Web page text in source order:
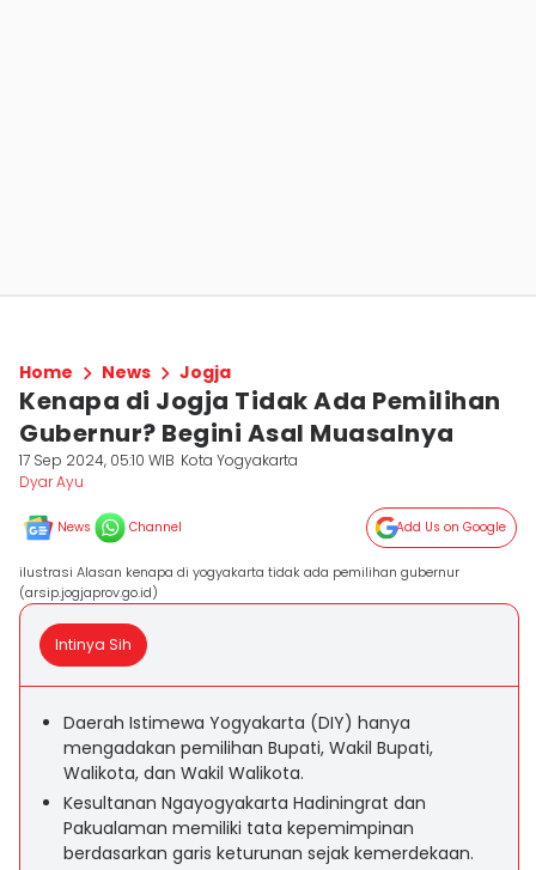
Home News Jogja
Kenapa di Jogja Tidak Ada Pemilihan
Gubernur? Begini Asal Muasalnya
17 Sep 2024, 05:10 WIB Kota Yogyakarta
Dyar Ayu
News Channel Add Us on Google
ilustrasi Alasan kenapa di yogyakarta tidak ada pemilihan gubernur
(arsip.jogjaprov.go.id)
Intinya Sih
Daerah Istimewa Yogyakarta (DIY) hanya
mengadakan pemilihan Bupati, Wakil Bupati,
Walikota, dan Wakil Walikota.
Kesultanan Ngayogyakarta Hadiningrat dan
Pakualaman memiliki tata kepemimpinan
berdasarkan garis keturunan sejak kemerdekaan.